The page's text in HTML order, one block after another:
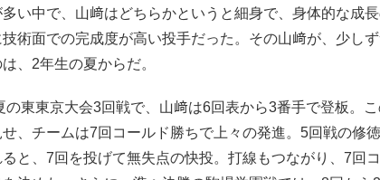
い中で、山﨑はどちらかというと細身で、身体的な成
術面での完成度が高い投手だった。その山﨑が、少し
、2年生の夏からだ。
東東京大会3回戦で、山﨑は6回表から3番手で登板。
、チームは7回コールド勝ちで上々の発進。5回戦の修
と、7回を投げて無失点の快投。打線もつながり、7回